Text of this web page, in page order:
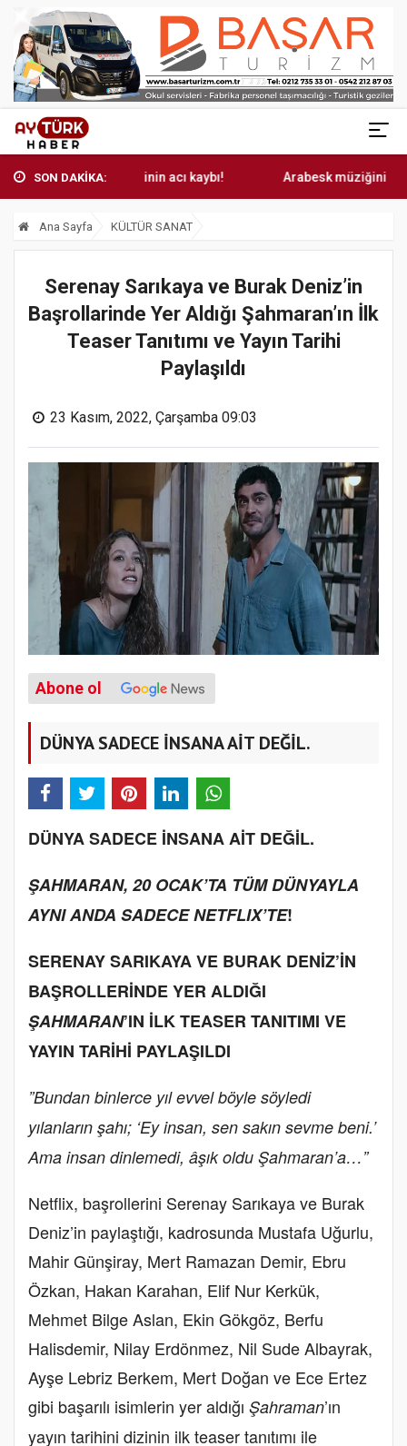
SON DAKİKA:
Arabesk müziğinin acı kaybı! Arabesk müziğinin acı kaybı!
Ana Sayfa KÜLTÜR SANAT
Serenay Sarıkaya ve Burak Deniz’in
Başrollarinde Yer Aldığı Şahmaran’ın İlk
Teaser Tanıtımı ve Yayın Tarihi
Paylaşıldı
23 Kasım, 2022, Çarşamba 09:03
Abone ol
DÜNYA SADECE İNSANA AİT DEĞİL.
DÜNYA SADECE İNSANA AİT DEĞİL.
ŞAHMARAN, 20 OCAK’TA TÜM DÜNYAYLA
AYNI ANDA SADECE NETFLIX’TE!
SERENAY SARIKAYA VE BURAK DENİZ’İN
BAŞROLLERİNDE YER ALDIĞI
ŞAHMARAN’IN İLK TEASER TANITIMI VE
YAYIN TARİHİ PAYLAŞILDI
”Bundan binlerce yıl evvel böyle söyledi
yılanların şahı; ‘Ey insan, sen sakın sevme beni.’
Ama insan dinlemedi, âşık oldu Şahmaran’a…”
Netflix, başrollerini Serenay Sarıkaya ve Burak
Deniz’in paylaştığı, kadrosunda Mustafa Uğurlu,
Mahir Günşiray, Mert Ramazan Demir, Ebru
Özkan, Hakan Karahan, Elif Nur Kerkük,
Mehmet Bilge Aslan, Ekin Gökgöz, Berfu
Halisdemir, Nilay Erdönmez, Nil Sude Albayrak,
Ayşe Lebriz Berkem, Mert Doğan ve Ece Ertez
gibi başarılı isimlerin yer aldığı Şahraman’ın
yayın tarihini dizinin ilk teaser tanıtımı ile